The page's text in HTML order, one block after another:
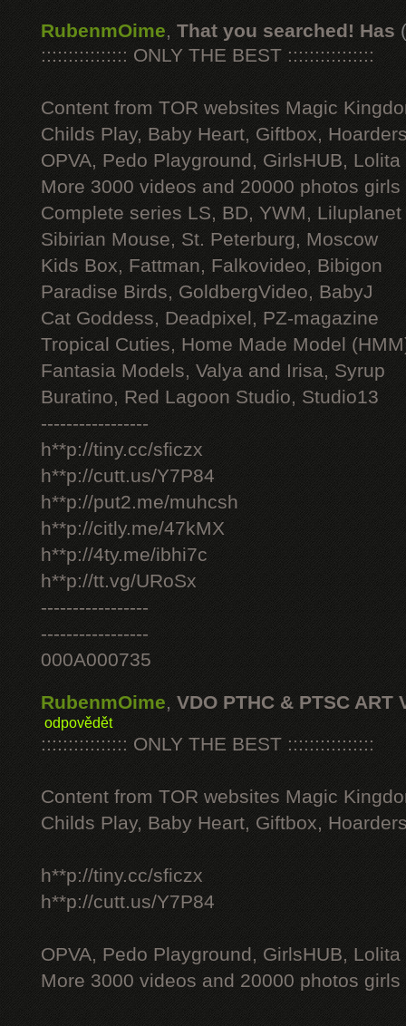
RubenmOime, That you searched! Has
:::::::::::::::: ONLY THE BEST ::::::::::::::::
Content from TOR websites Magic
Childs Play, Baby Heart, Giftbox,
OPVA, Pedo Playground, GirlsHUB, Lolita
More 3000 videos and 20000 photos
Complete series LS, BD, YWM, Liluplanet
Sibirian Mouse, St. Peterburg, Moscow
Kids Box, Fattman, Falkovideo, Bibigon
Paradise Birds, GoldbergVideo, BabyJ
Cat Goddess, Deadpixel, PZ-magazine
Tropical Cuties, Home Made Model
Fantasia Models, Valya and Irisa, Syrup
Buratino, Red Lagoon Studio, Studio13
-----------------
h**p://tiny.cc/sficzx
h**p://cutt.us/Y7P84
h**p://put2.me/muhcsh
h**p://citly.me/47kMX
h**p://4ty.me/ibhi7c
h**p://tt.vg/URoSx
-----------------
-----------------
000A000735
RubenmOime, VDO PTHC & PTSC ART
odpovědět
:::::::::::::::: ONLY THE BEST ::::::::::::::::
Content from TOR websites Magic
Childs Play, Baby Heart, Giftbox,
h**p://tiny.cc/sficzx
h**p://cutt.us/Y7P84
OPVA, Pedo Playground, GirlsHUB, Lolita
More 3000 videos and 20000 photos